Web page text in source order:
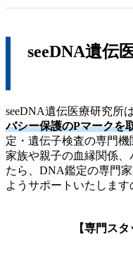
seeDNA遺伝
seeDNA遺伝医療研究所は
バシー保護のPマークを
定・遺伝子検査の専門機
家族や親子の血縁関係
たら、DNA鑑定の専門
ようサポートいたします
【専門ス